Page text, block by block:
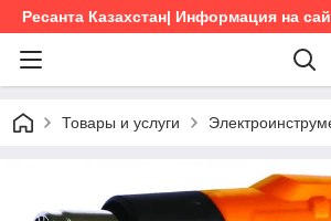
Ресанта Казахстан| Информация на
Товары и услуги